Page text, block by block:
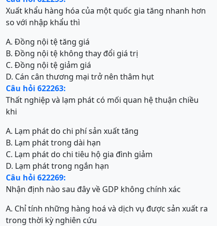
Xuất khẩu hàng hóa của một quốc gia tăng nhanh hơn
so với nhập khẩu thì
A. Đồng nội tệ tăng giá
B. Đồng nội tệ không thay đổi giá trị
C. Đồng nội tệ giảm giá
D. Cán cân thương mại trở nên thâm hụt
Câu hỏi 622263:
Thất nghiệp và lạm phát có mối quan hệ thuận chiều
khi
A. Lạm phát do chi phí sản xuất tăng
B. Lạm phát trong dài hạn
C. Lạm phát do chi tiêu hộ gia đình giảm
D. Lạm phát trong ngắn hạn
Câu hỏi 622269:
Nhận định nào sau đây về GDP không chính xác
A. Chỉ tính những hàng hoá và dịch vụ được sản xuất ra
trong thời kỳ nghiên cứu